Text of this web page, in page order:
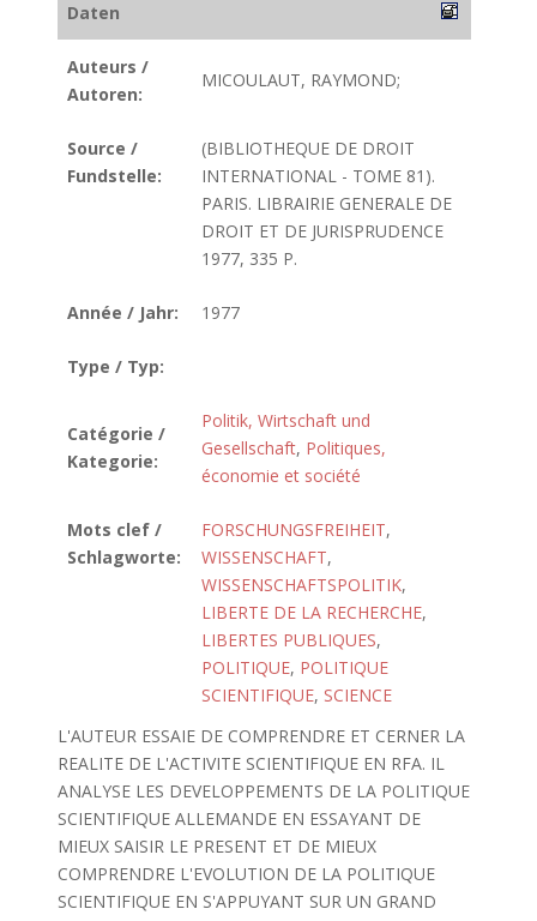
Daten
Auteurs /
Autoren:
MICOULAUT, RAYMOND;
Source /
Fundstelle:
(BIBLIOTHEQUE DE DROIT
INTERNATIONAL - TOME 81).
PARIS. LIBRAIRIE GENERALE DE
DROIT ET DE JURISPRUDENCE
1977, 335 P.
Année / Jahr: 1977
Type / Typ:
Catégorie /
Kategorie:
Politik, Wirtschaft und
Gesellschaft, Politiques,
économie et société
Mots clef /
Schlagworte:
FORSCHUNGSFREIHEIT,
WISSENSCHAFT,
WISSENSCHAFTSPOLITIK,
LIBERTE DE LA RECHERCHE,
LIBERTES PUBLIQUES,
POLITIQUE, POLITIQUE
SCIENTIFIQUE, SCIENCE
L'AUTEUR ESSAIE DE COMPRENDRE ET CERNER LA
REALITE DE L'ACTIVITE SCIENTIFIQUE EN RFA. IL
ANALYSE LES DEVELOPPEMENTS DE LA POLITIQUE
SCIENTIFIQUE ALLEMANDE EN ESSAYANT DE
MIEUX SAISIR LE PRESENT ET DE MIEUX
COMPRENDRE L'EVOLUTION DE LA POLITIQUE
SCIENTIFIQUE EN S'APPUYANT SUR UN GRAND